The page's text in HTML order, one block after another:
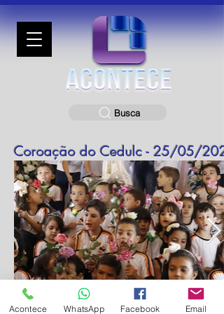
Busca
Coroação do Cedulc - 25/05/
Acontece WhatsApp Facebook Email